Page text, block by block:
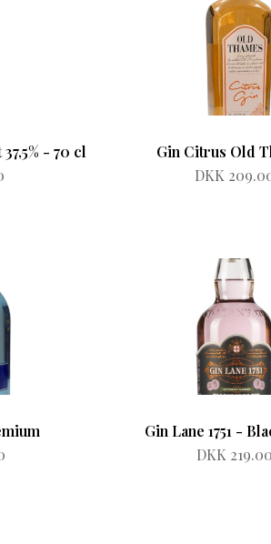
- 70 cl
Gin Citrus Old
DKK
Gin Lane 1751 -
DKK 219.00